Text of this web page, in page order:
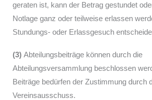
geraten ist, kann der Betrag gestundet
Notlage ganz oder teilweise erlassen
Stundungs- oder Erlassgesuch
(3) Abteilungsbeiträge können durch die
Abteilungsversammlung beschlossen
Beiträge bedürfen der Zustimmung durch
Vereinsausschuss.